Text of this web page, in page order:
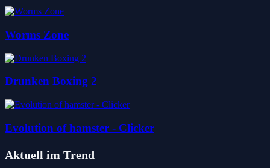
Worms Zone
Drunken Boxing 2
Evolution of hamster - Clicker
Aktuell im Trend